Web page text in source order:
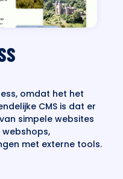
omdat het het
CMS is dat er
simpele websites
met externe tools.